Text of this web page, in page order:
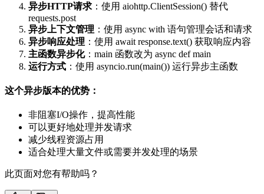
异步HTTP请求：使用 aiohttp.ClientSession() 替代
requests.post
异步上下文管理 ：使用 async with 语句管理会话和请求
异步响应处理 ：使用 await response.text() 获取响应内容
主函数异步化：main 函数改为 async def main
运行方式 ：使用 asyncio.run(main()) 运行异步主函数
这个异步版本的优势：
非阻塞I/O操作，提高性能
可以更好地处理并发请求
减少线程资源占用
适合处理大量文件或需要并发处理的场景
此页面对您有帮助吗？